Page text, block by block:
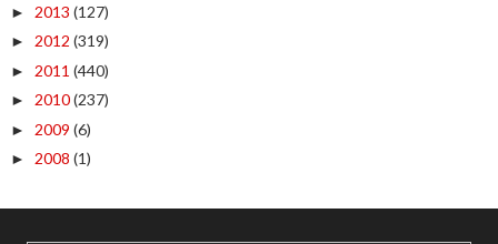
► 2013 (127)
► 2012 (319)
► 2011 (440)
► 2010(237)
► 2009 (6)
► 2008 (1)